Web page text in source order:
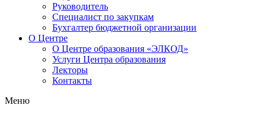
Руководитель
Специалист по закупкам
Бухгалтер бюджетной организации
О Центре
О Центре образования «ЭЛКОД»
Услуги Центра образования
Лекторы
Контакты
Меню